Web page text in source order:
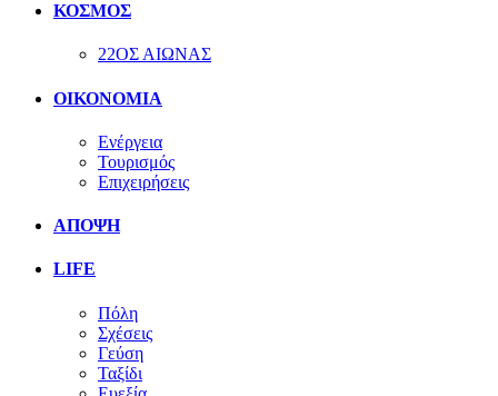
ΚΟΣΜΟΣ
22ΟΣ ΑΙΩΝΑΣ
ΟΙΚΟΝΟΜΙΑ
Ενέργεια
Τουρισμός
Επιχειρήσεις
ΑΠΟΨΗ
LIFE
Πόλη
Σχέσεις
Γεύση
Ταξίδι